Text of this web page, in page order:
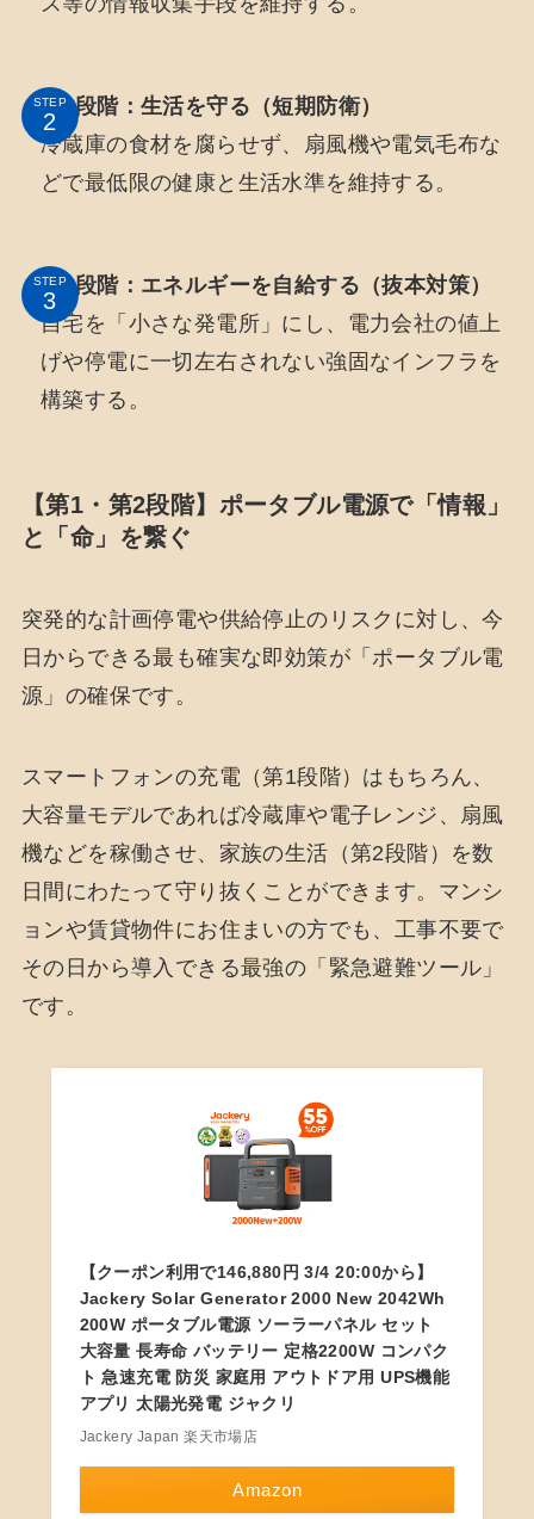
STEP
第2段階：生活を守る（短期防衛）
冷蔵庫の食材を腐らせず、扇風機や電気毛布な
どで最低限の健康と生活水準を維持する。
STEP
第3段階：エネルギーを自給する（抜本対策）
自宅を「小さな発電所」にし、電力会社の値上
げや停電に一切左右されない強固なインフラを
構築する。
【第1・第2段階】ポータブル電源で「情報」
と「命」を繋ぐ
突発的な計画停電や供給停止のリスクに対し、今
日からできる最も確実な即効策が「ポータブル電
源」の確保です。
スマートフォンの充電（第1段階）はもちろん、
大容量モデルであれば冷蔵庫や電子レンジ、扇風
機などを稼働させ、家族の生活（第2段階）を数
日間にわたって守り抜くことができます。マンシ
ョンや賃貸物件にお住まいの方でも、工事不要で
その日から導入できる最強の「緊急避難ツール」
です。
【クーポン利用で146,880円 3/4 20:00から】
Jackery Solar Generator 2000 New 2042Wh
200W ポータブル電源 ソーラーパネル セット
大容量 長寿命 バッテリー 定格2200W コンパク
ト 急速充電 防災 家庭用 アウトドア用 UPS機能
アプリ 太陽光発電 ジャクリ
Jackery Japan 楽天市場店
Amazon